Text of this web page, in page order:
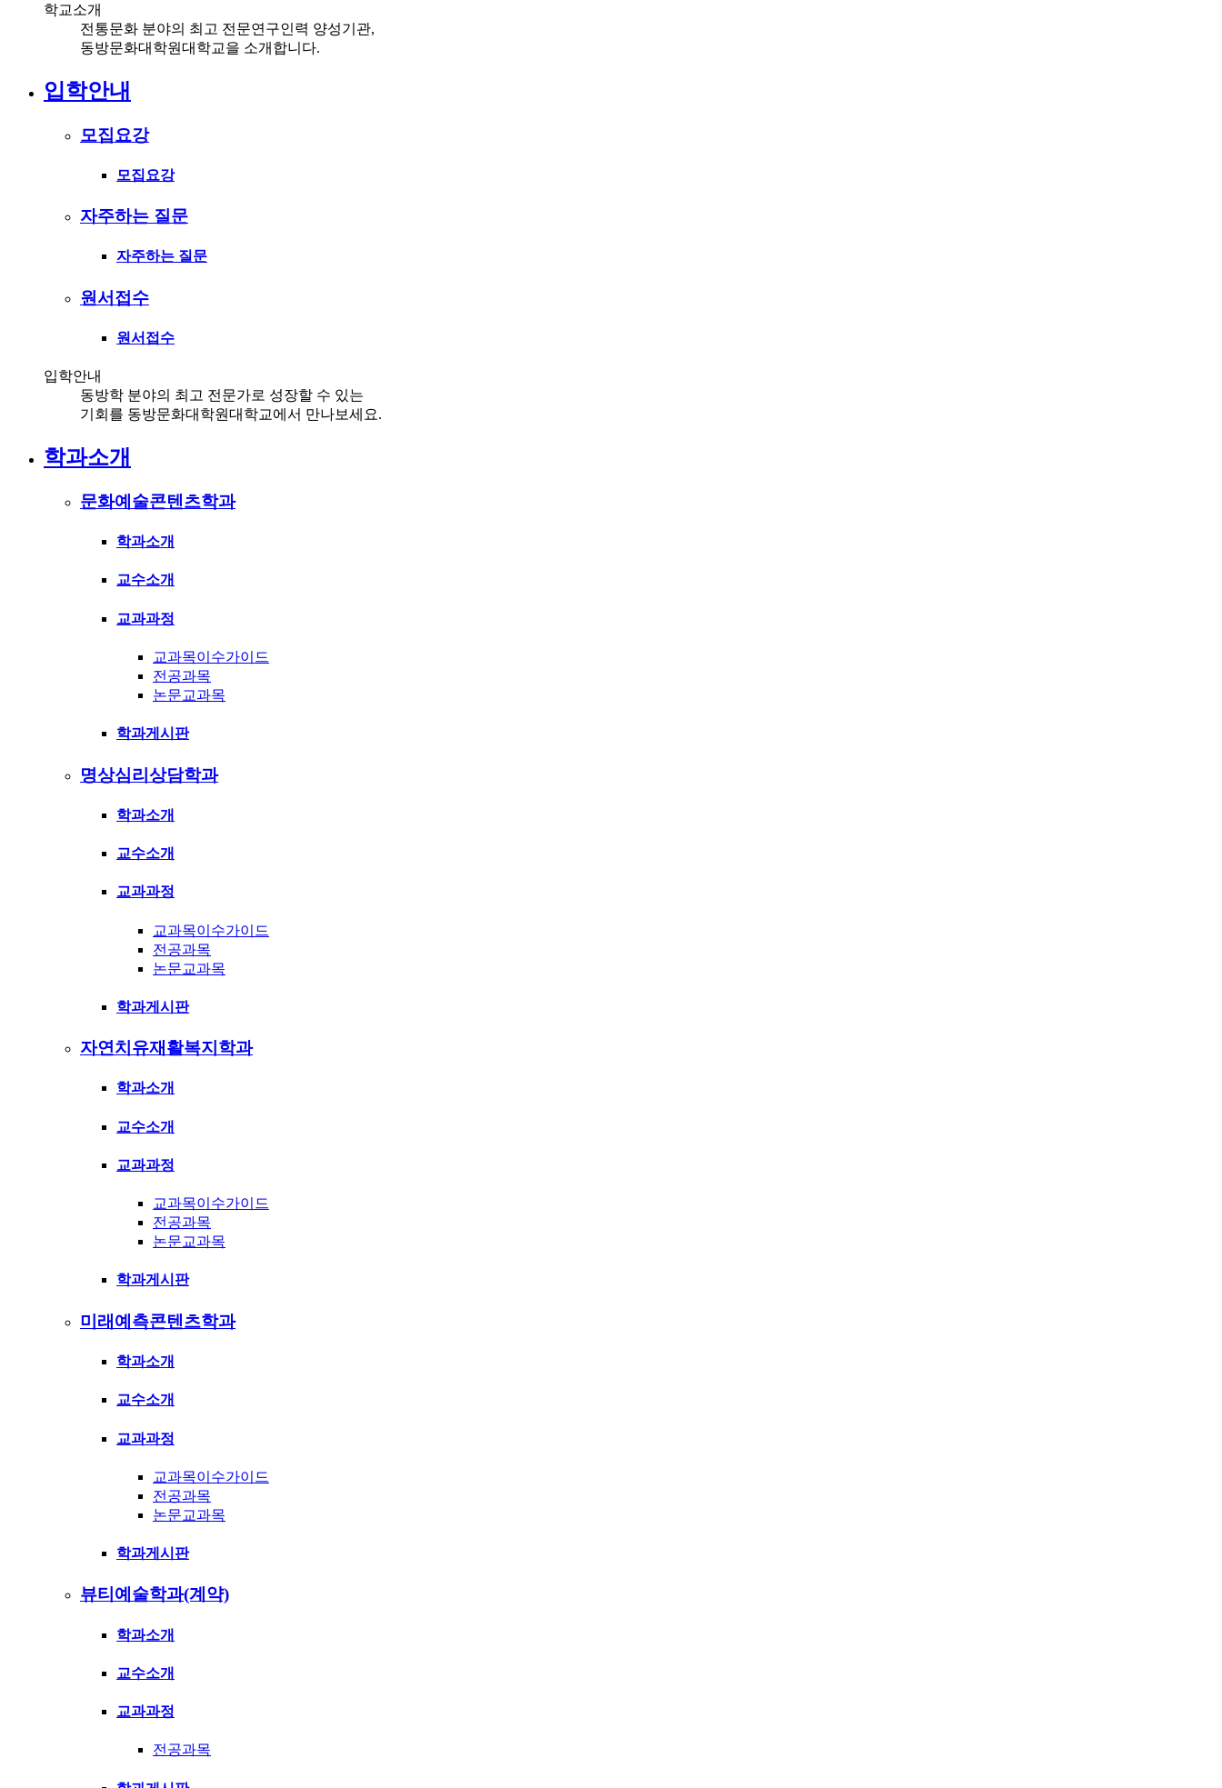
학교소개
전통문화 분야의 최고 전문연구인력 양성기관,
동방문화대학원대학교을 소개합니다.
입학안내
모집요강
모집요강
자주하는 질문
자주하는 질문
원서접수
원서접수
입학안내
동방학 분야의 최고 전문가로 성장할 수 있는
기회를 동방문화대학원대학교에서 만나보세요.
학과소개
문화예술콘텐츠학과
학과소개
교수소개
교과과정
교과목이수가이드
전공과목
논문교과목
학과게시판
명상심리상담학과
학과소개
교수소개
교과과정
교과목이수가이드
전공과목
논문교과목
학과게시판
자연치유재활복지학과
학과소개
교수소개
교과과정
교과목이수가이드
전공과목
논문교과목
학과게시판
미래예측콘텐츠학과
학과소개
교수소개
교과과정
교과목이수가이드
전공과목
논문교과목
학과게시판
뷰티예술학과(계약)
학과소개
교수소개
교과과정
전공과목